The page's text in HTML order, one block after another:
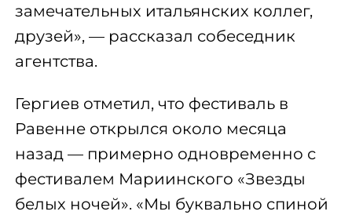
замечательных итальянских коллег,
друзей», — рассказал собеседник
агентства.
Гергиев отметил, что фестиваль в
Равенне открылся около месяца
назад — примерно одновременно с
фестивалем Мариинского «Звезды
белых ночей». «Мы буквально спиной